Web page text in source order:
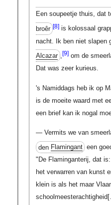
Een soupeetje thuis, dat
broêr [8]is kolossaal
nacht. Ik ben niet slapen
Alcazar ,[9]om de
Dat was zeer kurieus.
's Namiddags heb ik op
is de moeite waard met
een brief kan ik nogal
— Vermits we van
den Flamingant een
"De Flaminganterij, dat
het verwarren van kunst
klein is als het maar
schoolmeesterachtigheid